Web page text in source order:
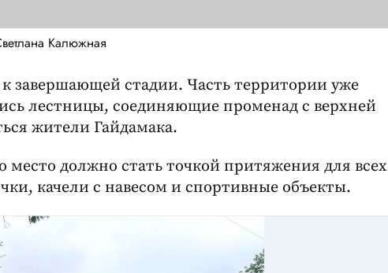
Калюжная
завершающей стадии. Часть территории уже
лестницы, соединяющие променад с верхней
жители Гайдамака.
место должно стать точкой притяжения для всех
качели с навесом и спортивные объекты.